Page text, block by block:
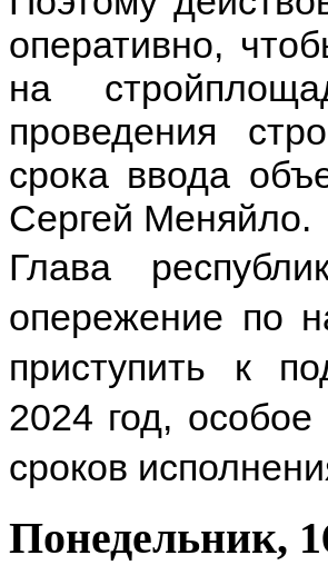
оперативно,
на
проведения
срока ввода
Сергей Меняйло.
Глава
опережение по
приступить к
2024 год,
сроков
Понедельник,